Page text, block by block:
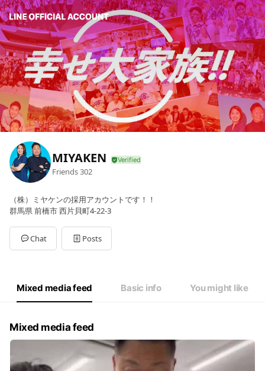
MIYAKEN
Friends302
（株）ミヤケンの採用アカウントです！！
群馬県 前橋市 西片貝町4-22-3
Chat Posts
Mixed media feed Basic info You might like
Mixed media feed